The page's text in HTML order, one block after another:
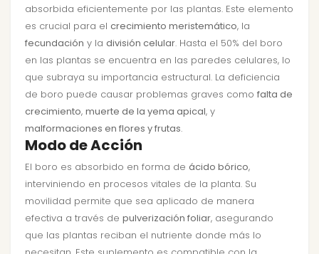
absorbida eficientemente por las plantas. Este elemento
es crucial para el crecimiento meristemático, la
fecundación y la división celular. Hasta el 50% del boro
en las plantas se encuentra en las paredes celulares, lo
que subraya su importancia estructural. La deficiencia
de boro puede causar problemas graves como falta de
crecimiento, muerte de la yema apical, y
malformaciones en flores y frutas.
Modo de Acción
El boro es absorbido en forma de ácido bórico,
interviniendo en procesos vitales de la planta. Su
movilidad permite que sea aplicado de manera
efectiva a través de pulverización foliar, asegurando
que las plantas reciban el nutriente donde más lo